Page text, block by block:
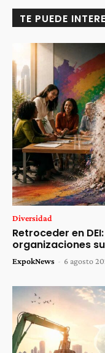
TE PUEDE
Diversidad
Retroceder en
organizaciones
ExpokNews - 6 agosto